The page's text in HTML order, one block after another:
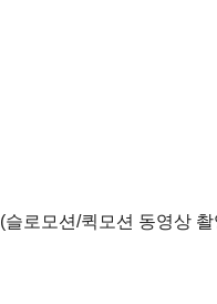
(슬로모션/퀵모션 동영상 촬